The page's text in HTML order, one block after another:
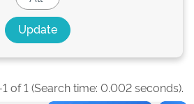
of 1 (Search time: 0.002 seconds).